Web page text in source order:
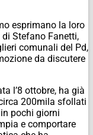
esprimano la loro
Stefano Fanetti,
comunali del Pd,
da discutere
l’8 ottobre, ha già
200mila sfollati
pochi giorni
e comportare